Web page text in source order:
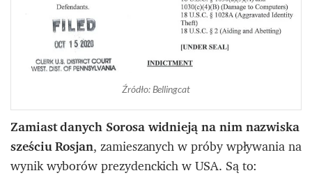
Źródło: Bellingcat
Zamiast danych Sorosa widnieją na nim nazwiska
sześciu Rosjan, zamieszanych w próby wpływania na
wynik wyborów prezydenckich w USA. Są to: